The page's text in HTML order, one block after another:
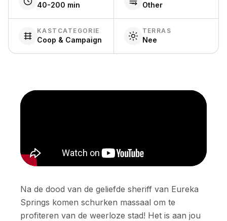
40-200 min Other
KASTCATEGORIE
Coop & Campaign
TERRAS
Nee
Na de dood van de geliefde sheriff van Eureka
Springs komen schurken massaal om te
profiteren van de weerloze stad! Het is aan jou